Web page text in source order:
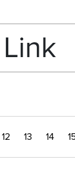
12 13 14